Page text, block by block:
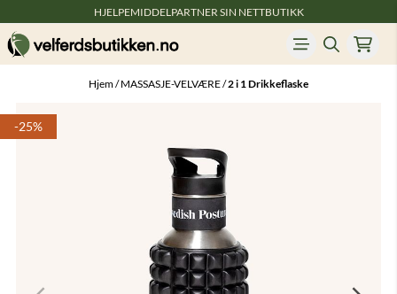
Hopp til innholdHJELPEMIDDELPARTNER SIN NETTBUTIKK
Hjem/MASSASJE-VELVÆRE/2 i 1 Drikkeflaske
-25%